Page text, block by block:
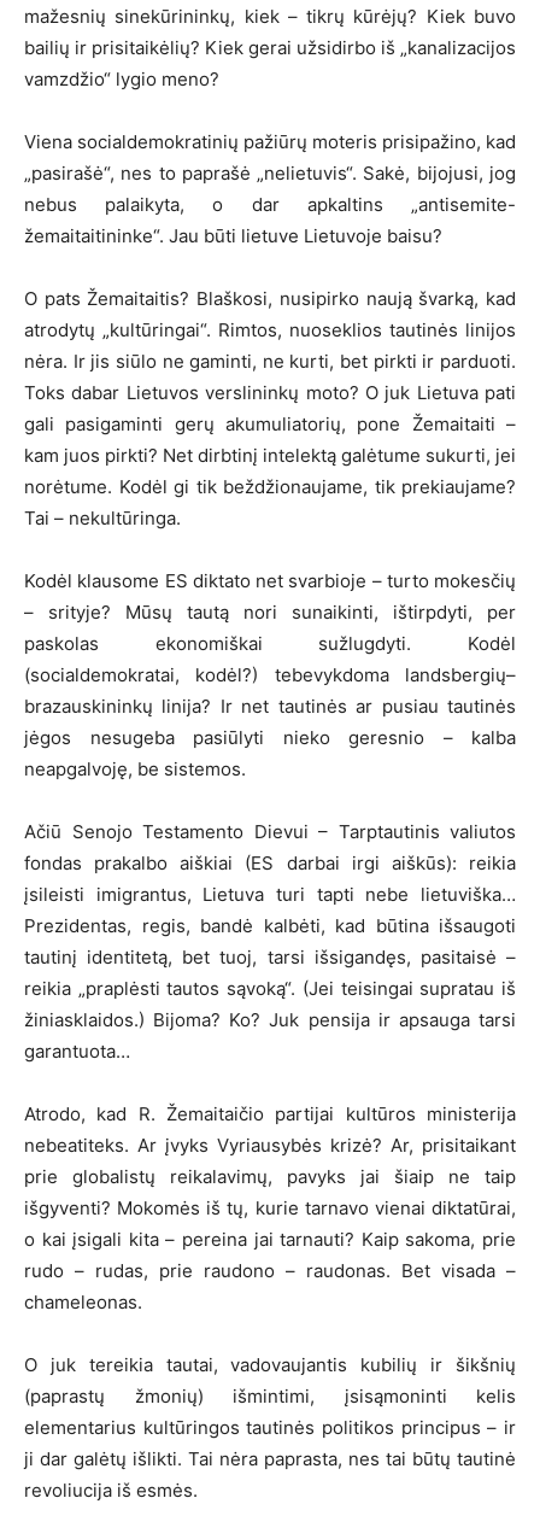
mažesnių sinekūrininkų, kiek – tikrų kūrėjų? Kiek buvo
bailių ir prisitaikėlių? Kiek gerai užsidirbo iš „kanalizacijos
vamzdžio“ lygio meno?
Viena socialdemokratinių pažiūrų moteris prisipažino, kad
„pasirašė“, nes to paprašė „nelietuvis“. Sakė, bijojusi, jog
nebus palaikyta, o dar apkaltins „antisemite-
žemaitaitininke“. Jau būti lietuve Lietuvoje baisu?
O pats Žemaitaitis? Blaškosi, nusipirko naują švarką, kad
atrodytų „kultūringai“. Rimtos, nuoseklios tautinės linijos
nėra. Ir jis siūlo ne gaminti, ne kurti, bet pirkti ir parduoti.
Toks dabar Lietuvos verslininkų moto? O juk Lietuva pati
gali pasigaminti gerų akumuliatorių, pone Žemaitaiti –
kam juos pirkti? Net dirbtinį intelektą galėtume sukurti, jei
norėtume. Kodėl gi tik beždžionaujame, tik prekiaujame?
Tai – nekultūringa.
Kodėl klausome ES diktato net svarbioje – turto mokesčių
– srityje? Mūsų tautą nori sunaikinti, ištirpdyti, per
paskolas ekonomiškai sužlugdyti. Kodėl
(socialdemokratai, kodėl?) tebevykdoma landsbergių–
brazauskininkų linija? Ir net tautinės ar pusiau tautinės
jėgos nesugeba pasiūlyti nieko geresnio – kalba
neapgalvoję, be sistemos.
Ačiū Senojo Testamento Dievui – Tarptautinis valiutos
fondas prakalbo aiškiai (ES darbai irgi aiškūs): reikia
įsileisti imigrantus, Lietuva turi tapti nebe lietuviška…
Prezidentas, regis, bandė kalbėti, kad būtina išsaugoti
tautinį identitetą, bet tuoj, tarsi išsigandęs, pasitaisė –
reikia „praplėsti tautos sąvoką“. (Jei teisingai supratau iš
žiniasklaidos.) Bijoma? Ko? Juk pensija ir apsauga tarsi
garantuota…
Atrodo, kad R. Žemaitaičio partijai kultūros ministerija
nebeatiteks. Ar įvyks Vyriausybės krizė? Ar, prisitaikant
prie globalistų reikalavimų, pavyks jai šiaip ne taip
išgyventi? Mokomės iš tų, kurie tarnavo vienai diktatūrai,
o kai įsigali kita – pereina jai tarnauti? Kaip sakoma, prie
rudo – rudas, prie raudono – raudonas. Bet visada –
chameleonas.
O juk tereikia tautai, vadovaujantis kubilių ir šikšnių
(paprastų žmonių) išmintimi, įsisąmoninti kelis
elementarius kultūringos tautinės politikos principus – ir
ji dar galėtų išlikti. Tai nėra paprasta, nes tai būtų tautinė
revoliucija iš esmės.